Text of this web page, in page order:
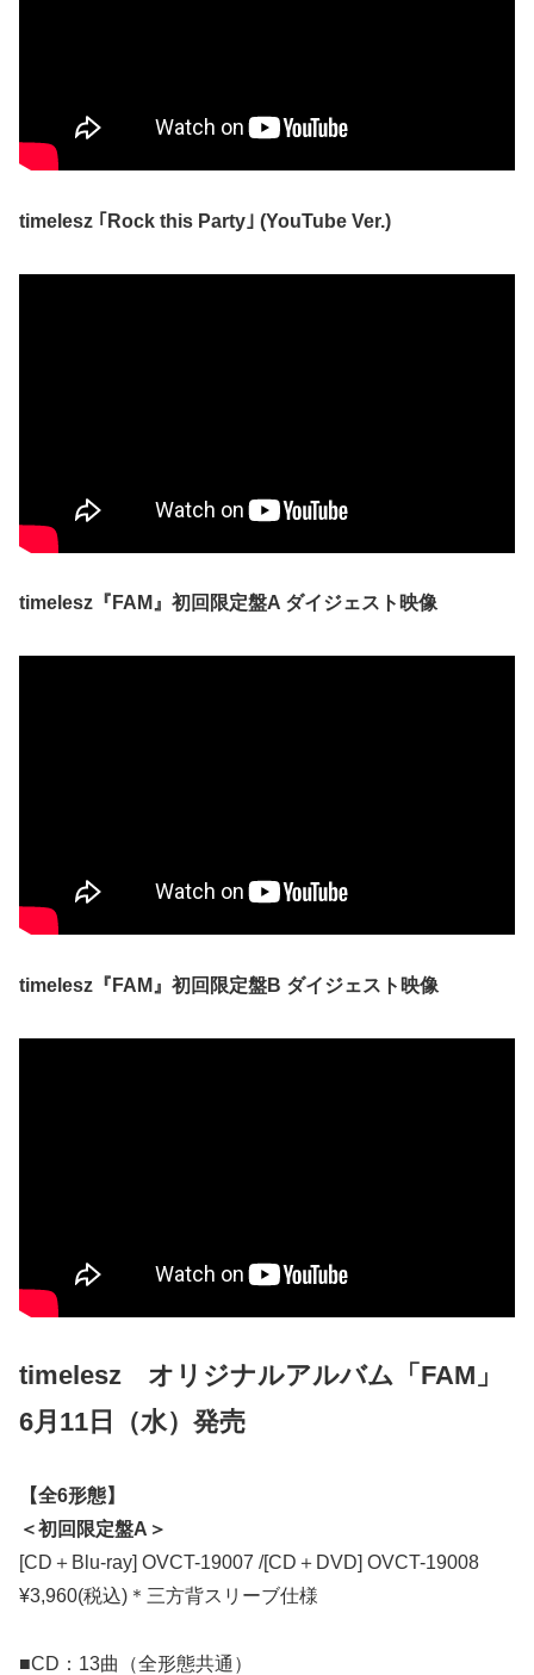
timelesz ｢Rock this Party｣ (YouTube Ver.)
timelesz『FAM』初回限定盤A ダイジェスト映像
timelesz『FAM』初回限定盤B ダイジェスト映像
timelesz オリジナルアルバム「FAM」
6月11日（水）発売
【全6形態】
＜初回限定盤A＞
[CD＋Blu-ray] OVCT-19007 /[CD＋DVD] OVCT-19008
¥3,960(税込)＊三方背スリーブ仕様
■CD：13曲（全形態共通）